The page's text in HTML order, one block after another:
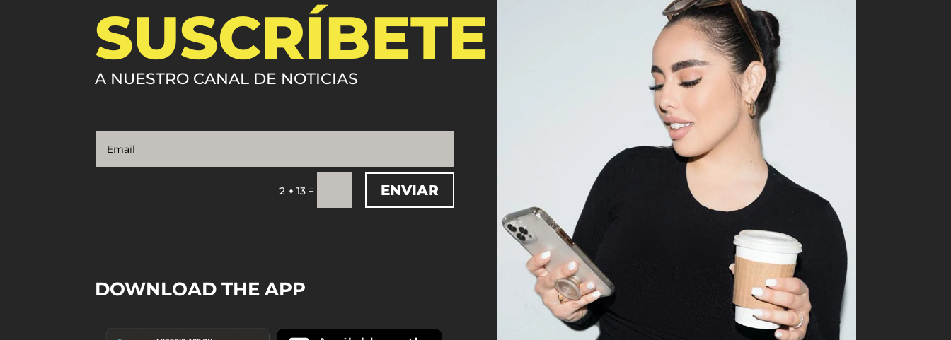
SUSCRÍBETE
A NUESTRO CANAL DE NOTICIAS
2 + 13 = ENVIAR
DOWNLOAD THE APP